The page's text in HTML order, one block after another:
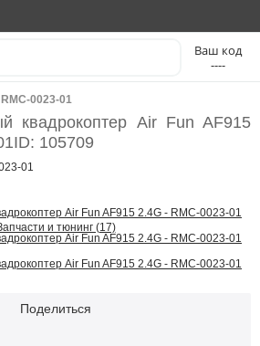
----
RMC-0023-01
квадрокоптер Air Fun AF915
ID: 105709
01
и тюнинг (17)
Поделиться